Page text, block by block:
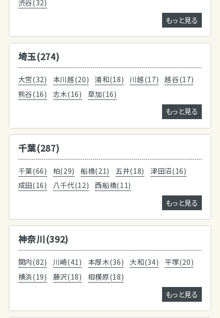
渋谷(32)
もっと見る
埼玉(274)
大宮(32) 本川越(20) 浦和(18) 川越(17)
越谷(17)
熊谷(16)
志木(16)
草加(16)
もっと見る
千葉(287)
千葉(66) 柏(29) 船橋(21) 五井(18)
津田沼(16)
成田(16)
八千代(12)
西船橋(11)
もっと見る
神奈川(392)
関内(82) 川崎(41) 本厚木(36) 大和(34)
平塚(20)
横浜(19)
藤沢(18)
相模原(18)
もっと見る